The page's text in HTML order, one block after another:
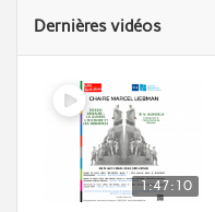
Dernières vidéos
1:47:10